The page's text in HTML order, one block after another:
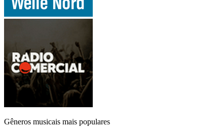
Gêneros musicais mais populares